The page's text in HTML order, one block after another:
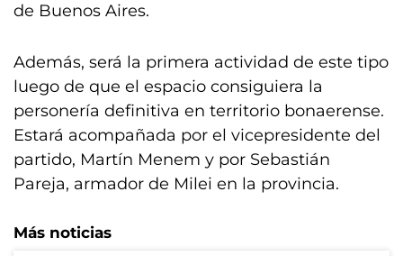
de Buenos Aires.
Además, será la primera actividad de este tipo
luego de que el espacio consiguiera la
personería definitiva en territorio bonaerense.
Estará acompañada por el vicepresidente del
partido, Martín Menem y por Sebastián
Pareja, armador de Milei en la provincia.
Más noticias